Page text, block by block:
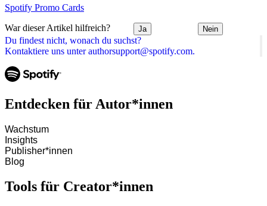
Du findest nicht, wonach du suchst?
Kontaktiere uns unter authorsupport@spotify.com.
Spotify Promo Cards
War dieser Artikel hilfreich? Ja Nein
Entdecken für Autor*innen
Wachstum
Insights
Publisher*innen
Blog
Tools für Creator*innen